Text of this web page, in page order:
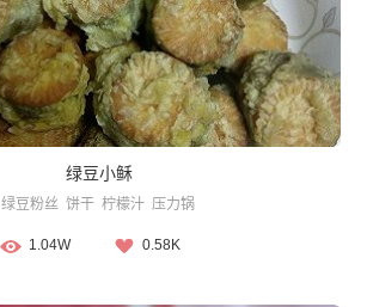
绿豆小稣
绿豆粉丝 饼干 柠檬汁 压力锅
1.04W 0.58K